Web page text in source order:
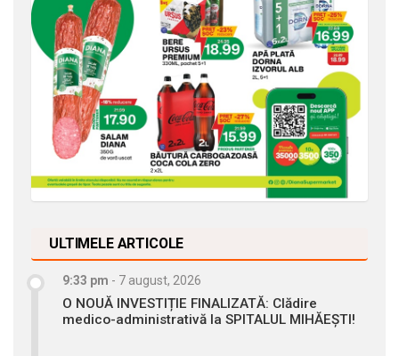
ULTIMELE ARTICOLE
9:33 pm - 7 august, 2026
O NOUĂ INVESTIȚIE FINALIZATĂ: Clădire
medico-administrativă la SPITALUL MIHĂEȘTI!